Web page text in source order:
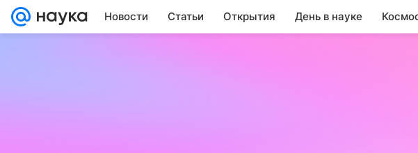
Новости Статьи Открытия День в науке